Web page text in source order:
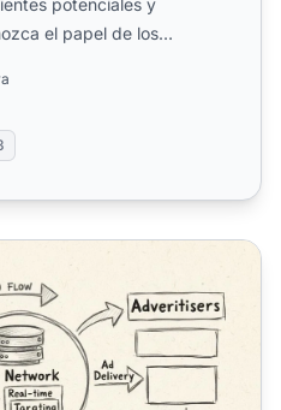
potenciales y
el papel de los
Redes de Publicidad?